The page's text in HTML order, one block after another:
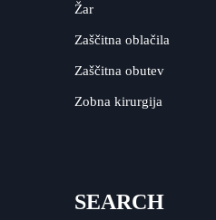
Žar
Zaščitna oblačila
Zaščitna obutev
Zobna kirurgija
SEARCH